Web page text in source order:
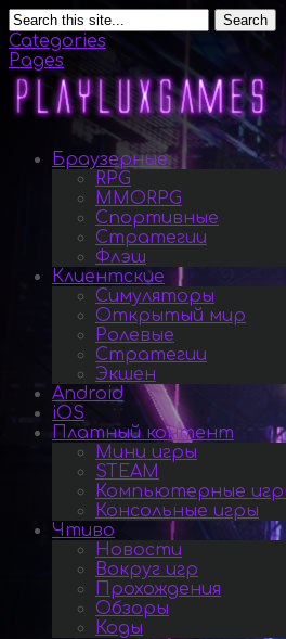
Search
Categories
Pages
Браузерные
RPG
MMORPG
Спортивные
Стратегии
Флэш
Клиентские
Симуляторы
Открытый мир
Ролевые
Стратегии
Экшен
Android
iOS
Платный контент
Мини игры
STEAM
Компьютерные
Консольные игры
Чтиво
Новости
Вокруг игр
Прохождения
Обзоры
Коды